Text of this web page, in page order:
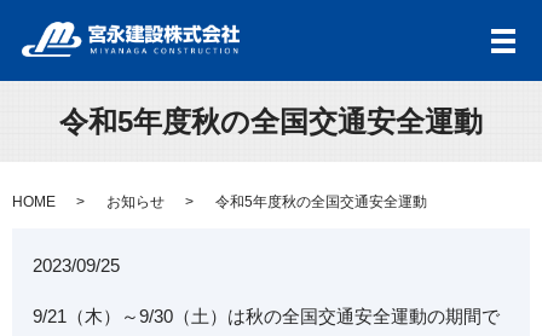
メ
令和5年度秋の全国交通安全運動
HOME お知らせ 令和5年度秋の全国交通安全運動
2023/09/25
9/21（木）～9/30 （土）は秋の全国交通安全運動の期間で